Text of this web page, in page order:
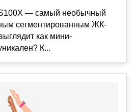
— самый необычный
сегментированным ЖК-
как мини-
К...